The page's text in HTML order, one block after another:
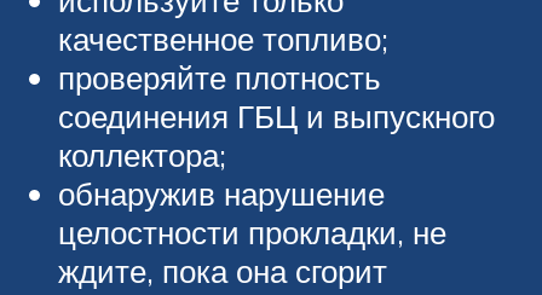
качественное топливо;
проверяйте плотность
соединения ГБЦ и выпускного
коллектора;
обнаружив нарушение
целостности прокладки, не
ждите, пока она сгорит